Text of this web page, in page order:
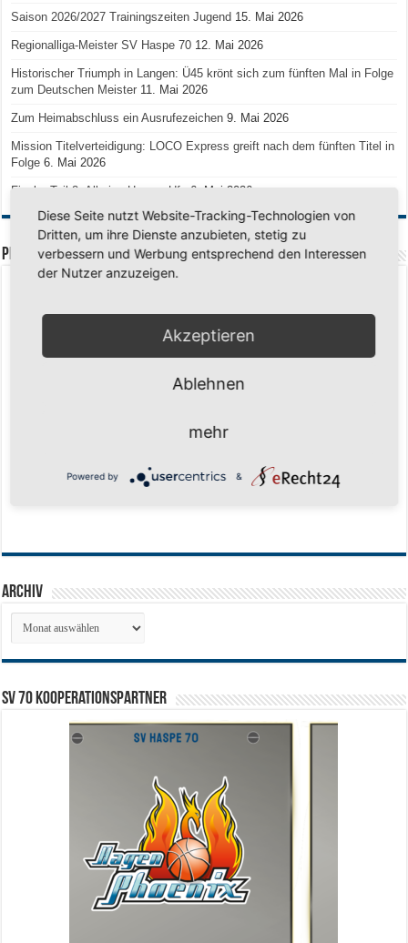
Saison 2026/2027 Trainingszeiten Jugend 15. Mai 2026
Regionalliga-Meister SV Haspe 70 12. Mai 2026
Historischer Triumph in Langen: Ü45 krönt sich zum fünften Mal in Folge
zum Deutschen Meister 11. Mai 2026
Zum Heimabschluss ein Ausrufezeichen 9. Mai 2026
Mission Titelverteidigung: LOCO Express greift nach dem fünften Titel in
Folge 6. Mai 2026
Finale, Teil 2: Alle ins Hasper Ufo 6. Mai 2026
PREMIUMPARTNER
Archiv
Archiv
SV 70 Kooperationspartner
Diese Seite nutzt Website-Tracking-Technologien von
Dritten, um ihre Dienste anzubieten, stetig zu
verbessern und Werbung entsprechend den Interessen
der Nutzer anzuzeigen.
Akzeptieren
Ablehnen
mehr
Powered by &